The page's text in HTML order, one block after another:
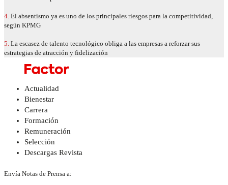
4. El absentismo ya es uno de los principales riesgos para la competitividad,
según KPMG
5. La escasez de talento tecnológico obliga a las empresas a reforzar sus
estrategias de atracción y fidelización
Actualidad
Bienestar
Carrera
Formación
Remuneración
Selección
Descargas Revista
Envía Notas de Prensa a: